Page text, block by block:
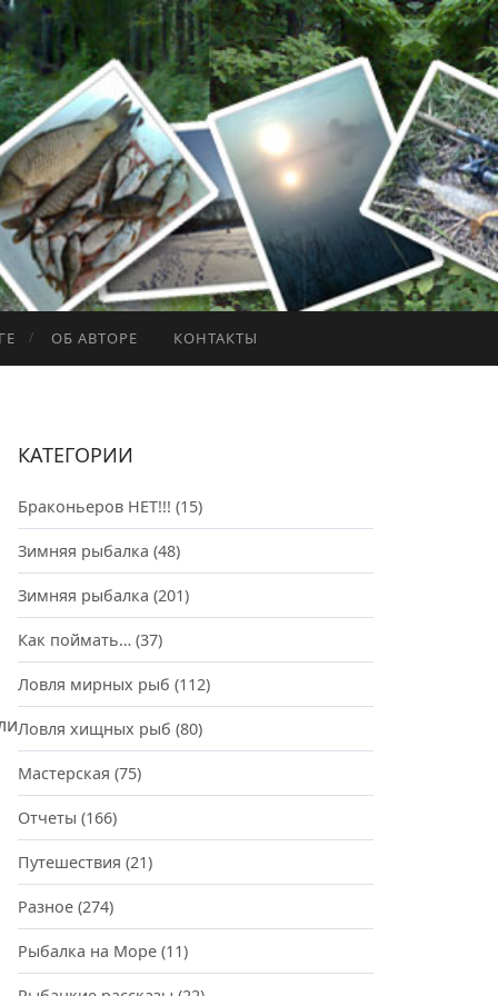
ОБ АВТОРЕ КОНТАКТЫ
КАТЕГОРИИ
Браконьеров НЕТ!!! (15)
Зимняя рыбалка (48)
Зимняя рыбалка (201)
Как поймать… (37)
Ловля мирных рыб (112)
Ловля хищных рыб (80)
Мастерская (75)
Отчеты (166)
Путешествия (21)
Разное (274)
Рыбалка на Море (11)